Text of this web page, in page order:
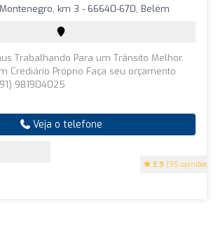
3.9 (95 opiniões)
km 3 - 66640-670, Belém
Trabalhando Para um Trânsito Melhor.
Crediário Próprio Faça seu orçamento
981904025
Veja o telefone